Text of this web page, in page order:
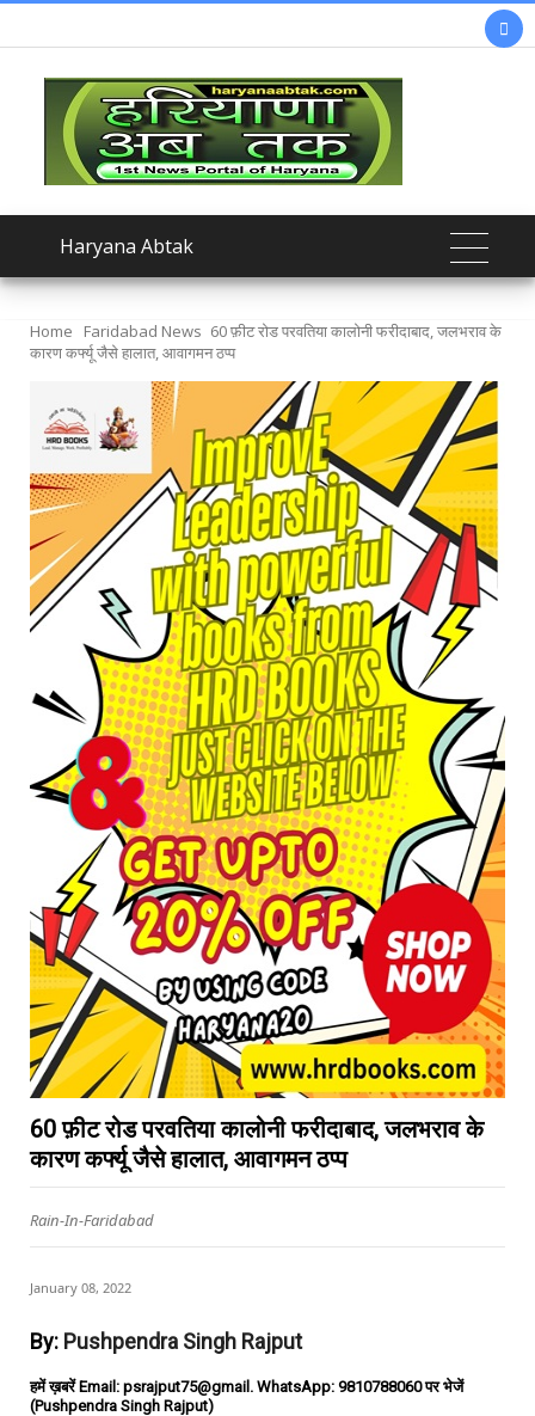

Haryana Abtak
Home Faridabad News 60 फ़ीट रोड परवतिया कालोनी फरीदाबाद, जलभराव के
कारण कर्फ्यू जैसे हालात, आवागमन ठप्प
60 फ़ीट रोड परवतिया कालोनी फरीदाबाद, जलभराव के
कारण कर्फ्यू जैसे हालात, आवागमन ठप्प
Rain-In-Faridabad
January 08, 2022
By: Pushpendra Singh Rajput
हमें ख़बरें Email: psrajput75@gmail. WhatsApp: 9810788060 पर भेजें
(Pushpendra Singh Rajput)